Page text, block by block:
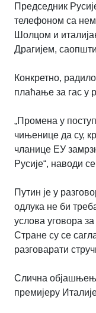
Председник
телефоном са
Шолцом и
Драгијем,
Конкретно,
плаћање за гас у
„Промена у
чињенице да су,
чланице ЕУ
Русије“, наводи
Путин је у
одлука не би
услова уговора
Стране су се
разговарати
Слична
премијеру